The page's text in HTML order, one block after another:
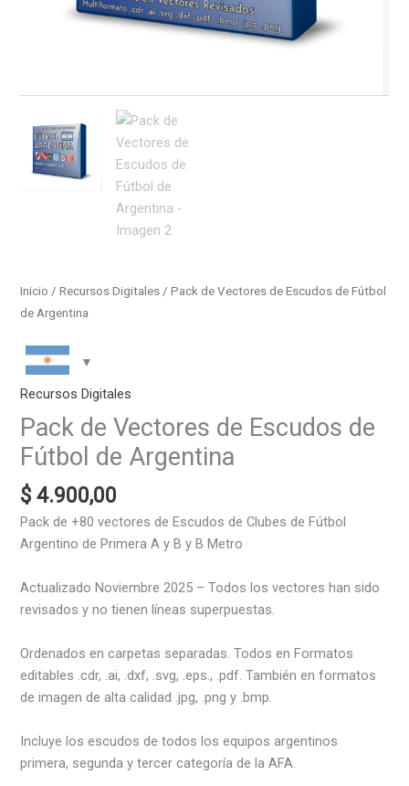
Inicio /Recursos Digitales / Pack de Vectores de Escudos de Fútbol
de Argentina
Recursos Digitales
Pack de Vectores de Escudos de
Fútbol de Argentina
$ 4.900,00
Pack de +80 vectores de Escudos de Clubes de Fútbol
Argentino de Primera A y B y B Metro
Actualizado Noviembre 2025 – Todos los vectores han sido
revisados y no tienen líneas superpuestas.
Ordenados en carpetas separadas. Todos en Formatos
editables .cdr, .ai, .dxf, .svg, .eps., .pdf. También en formatos
de imagen de alta calidad .jpg, .png y .bmp.
Incluye los escudos de todos los equipos argentinos
primera, segunda y tercer categoría de la AFA.